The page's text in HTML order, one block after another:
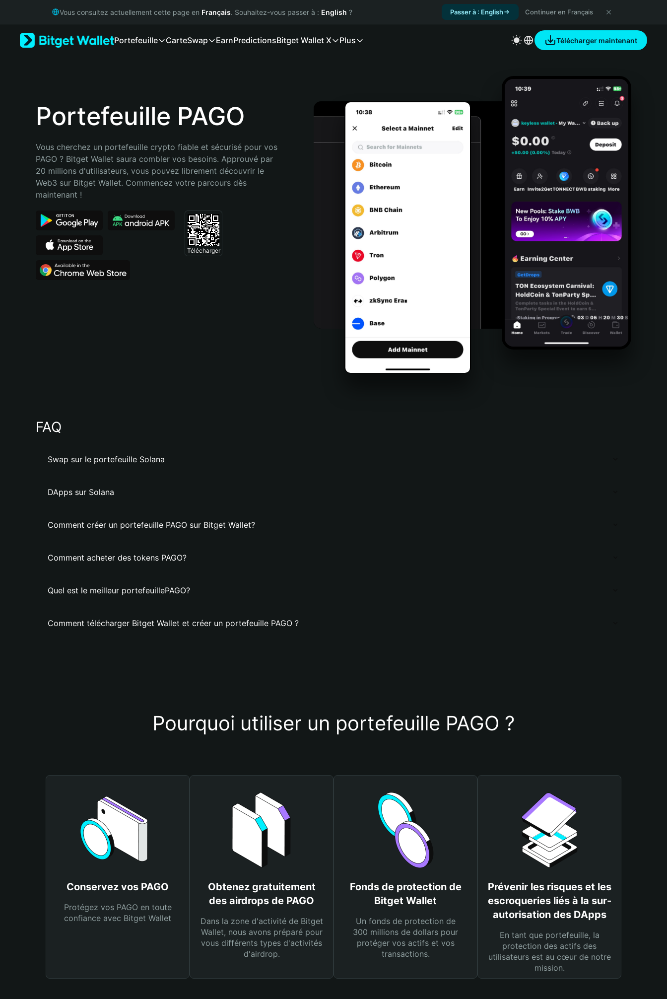
Русский
Bahasa Indonesia
Español (Argentina)
Vous consultez actuellement cette page en Français. Souhaitez-vous passer à : English ? Passer à : English Continuer en Français
Portefeuille CarteSwap EarnPredictionsBitget Wallet X Plus Télécharger maintenant
Portefeuille PAGO
Vous cherchez un portefeuille crypto fiable et sécurisé pour vos
PAGO ? Bitget Wallet saura combler vos besoins. Approuvé par
20 millions d'utilisateurs, vous pouvez librement découvrir le
Web3 sur Bitget Wallet. Commencez votre parcours dès
maintenant !
Télécharger
FAQ
Swap sur le portefeuille Solana
DApps sur Solana
Comment créer un portefeuille PAGO sur Bitget Wallet?
Comment acheter des tokens PAGO?
Quel est le meilleur portefeuillePAGO?
Comment télécharger Bitget Wallet et créer un portefeuille PAGO ?
Pourquoi utiliser un portefeuille PAGO ?
Conservez vos PAGO
Protégez vos PAGO en toute
confiance avec Bitget Wallet
Obtenez gratuitement
des airdrops de PAGO
Dans la zone d'activité de Bitget
Wallet, nous avons préparé pour
vous différents types d'activités
d'airdrop.
Fonds de protection de
Bitget Wallet
Un fonds de protection de
300 millions de dollars pour
protéger vos actifs et vos
transactions.
Prévenir les risques et les
escroqueries liés à la sur-
autorisation des DApps
En tant que portefeuille, la
protection des actifs des
utilisateurs est au cœur de notre
mission.